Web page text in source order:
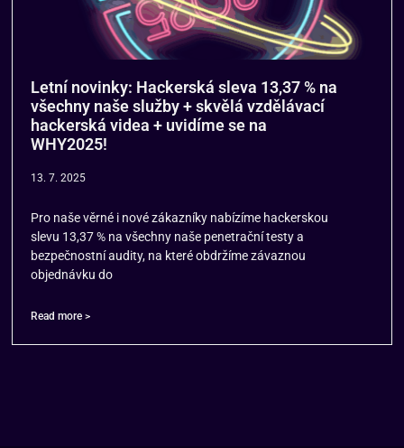
Letní novinky: Hackerská sleva 13,37 % na
všechny naše služby + skvělá vzdělávací
hackerská videa + uvidíme se na
WHY2025!
13. 7. 2025
Pro naše věrné i nové zákazníky nabízíme hackerskou
slevu 13,37 % na všechny naše penetrační testy a
bezpečnostní audity, na které obdržíme závaznou
objednávku do
Read more >